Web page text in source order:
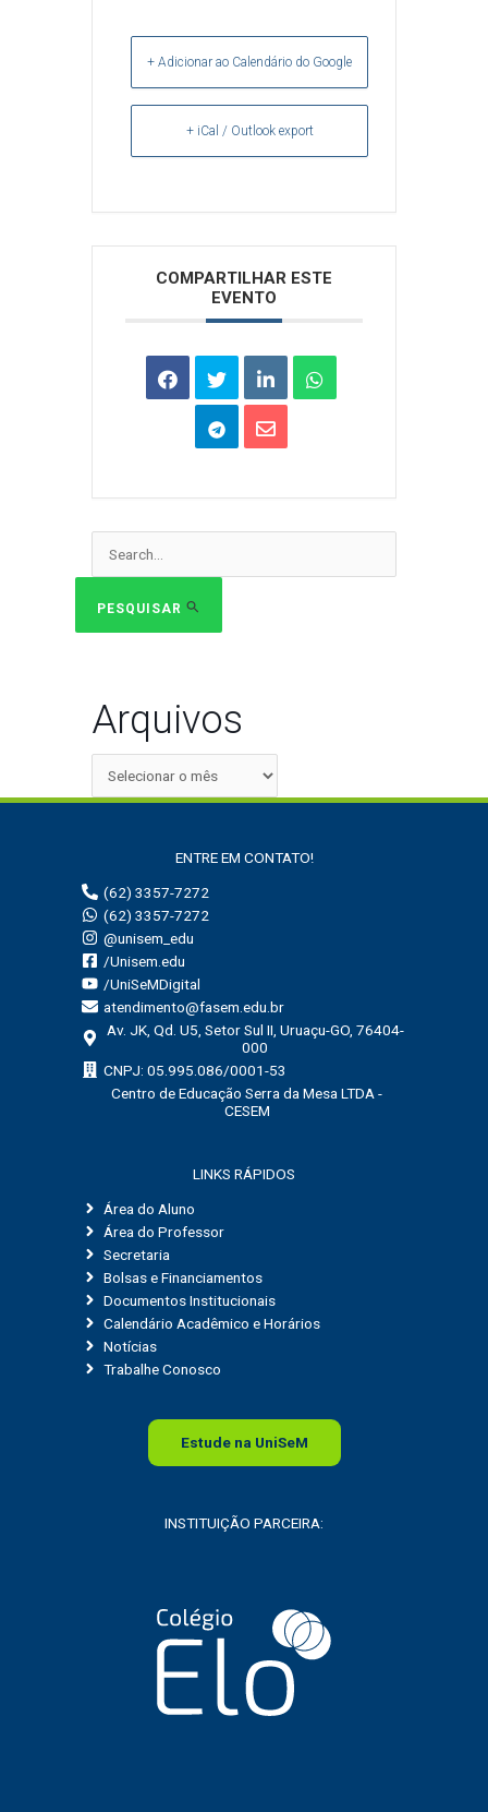
+ Adicionar ao Calendário do Google
+ iCal / Outlook export
COMPARTILHAR ESTE
EVENTO
Pesquisar
PESQUISAR
Arquivos
ENTRE EM CONTATO!
(62) 3357-7272
(62) 3357-7272
@unisem_edu
/Unisem.edu
/UniSeMDigital
atendimento@fasem.edu.br
Av. JK, Qd. U5, Setor Sul II, Uruaçu-GO, 76404-
000
CNPJ: 05.995.086/0001-53
Centro de Educação Serra da Mesa LTDA -
CESEM
LINKS RÁPIDOS
Área do Aluno
Área do Professor
Secretaria
Bolsas e Financiamentos
Documentos Institucionais
Calendário Acadêmico e Horários
Notícias
Trabalhe Conosco
Estude na UniSeM
INSTITUIÇÃO PARCEIRA: